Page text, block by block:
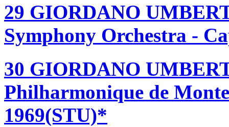
29 GIORDANO
Symphony Orchestra -
30 GIORDANO
Philharmonique de
1969(STU)*